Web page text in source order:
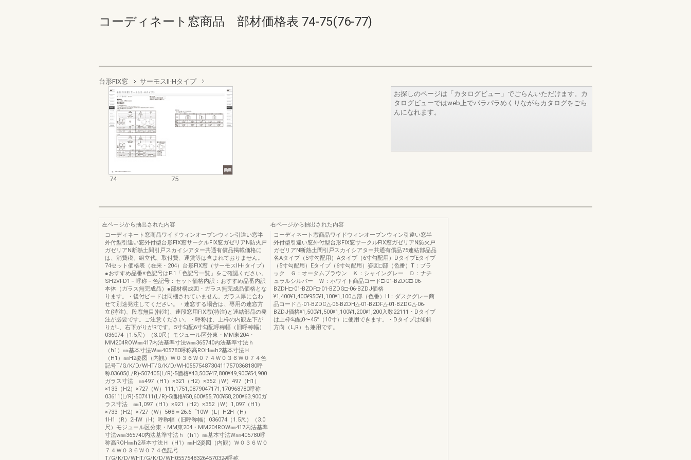
コーディネート窓商品 部材価格表 74-75(76-77)
台形FIX窓 サーモスII-Hタイプ
74 75
お探しのページは「カタログビュー」でごらんいただけます。カ
タログビューではweb上でパラパラめくりながらカタログをごら
んになれます。
左ページから抽出された内容
コーディネート窓商品ワイドウィンオープンウィン引違い窓半
外付型引違い窓外付型台形FIX窓サークルFIX窓ガゼリアN防火戸
ガゼリアN断熱土間引戸スカイシアター共通有償品掲載価格に
は、消費税、組立代、取付費、運賃等は含まれておりません。
74セット価格表（在来・204）台形FIX窓（サーモスⅡ-Hタイプ）
●おすすめ品番※色記号はP.1「色記号一覧」をご確認ください。
SH2VFD1－呼称－色記号：セット価格内訳：おすすめ品番内訳
本体（ガラス無完成品）●部材構成図・ガラス無完成品価格とな
ります。・後付ビードは同梱されていません。ガラス厚に合わ
せて別途発注してください。・連窓する場合は、専用の連窓方
立(特注)、段窓無目(特注)、連段窓用FIX窓(特注)と連結部品の発
注が必要です。ご注意ください。・呼称は、上枠の内観左下が
りがL、右下がりがRです。5寸勾配6寸勾配呼称幅（旧呼称幅）
036074（1.5尺）（3.0尺）モジュール区分東・MM東204・
MM204ROW㎜417内法基準寸法w㎜365740内法基準寸法ｈ
（h1）㎜基本寸法W㎜405780呼称高ROH㎜h2基本寸法Ｈ
（H1）㎜H2姿図（内観）Ｗ０３６Ｗ０７４Ｗ０３６Ｗ０７４色
記号T/G/K/D/WHT/G/K/D/WH05575487304117570368180呼
称03605(L/R)-507405(L/R)-5価格¥43,500¥47,800¥49,900¥54,900
ガラス寸法 ㎜497（H1）×321（H2）×352（W）497（H1）
×133（H2）×727（W）111,1751,0879047171,170968780呼称
03611(L/R)-507411(L/R)-5価格¥50,600¥55,700¥58,200¥63,900ガ
ラス寸法 ㎜1,097（H1）×921（H2）×352（W）1,097（H1）
×733（H2）×727（W）5θθ＝26.6゜10W（L）H2H（H）
1H1（R）2HW（H）呼称幅（旧呼称幅）036074（1.5尺）（3.0
尺）モジュール区分東・MM東204・MM204ROW㎜417内法基準
寸法w㎜365740内法基準寸法ｈ（h1）㎜基本寸法W㎜405780呼
称高ROH㎜h2基本寸法Ｈ（H1）㎜H2姿図（内観）Ｗ０３６Ｗ０
７４Ｗ０３６Ｗ０７４色記号
T/G/K/D/WHT/G/K/D/WH05575483264̶̶570327̶̶呼称
右ページから抽出された内容
コーディネート窓商品ワイドウィンオープンウィン引違い窓半
外付型引違い窓外付型台形FIX窓サークルFIX窓ガゼリアN防火戸
ガゼリアN断熱土間引戸スカイシアター共通有償品75連結部品品
名Aタイプ（5寸勾配用）Aタイプ（6寸勾配用）DタイプEタイプ
（5寸勾配用）Eタイプ（6寸勾配用）姿図□部（色番）T：ブラ
ック Ｇ：オータムブラウン Ｋ：シャイングレー Ｄ：ナチ
ュラルシルバー Ｗ：ホワイト商品コード□-01-BZDC□-06-
BZDH□-01-BZDF□-01-BZDG□-06-BZDJ価格
¥1,400¥1,400¥950¥1,100¥1,100△部（色番）H：ダスクグレー商
品コード△-01-BZDC△-06-BZDH△-01-BZDF△-01-BZDG△-06-
BZDJ価格¥1,500¥1,500¥1,100¥1,200¥1,200入数22111・Dタイプ
は上枠勾配0〜45°（10寸）に使用できます。・Dタイプは傾斜
方向（L,R）も兼用です。